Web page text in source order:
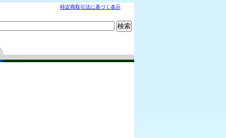
特定商取引法に基づく表示